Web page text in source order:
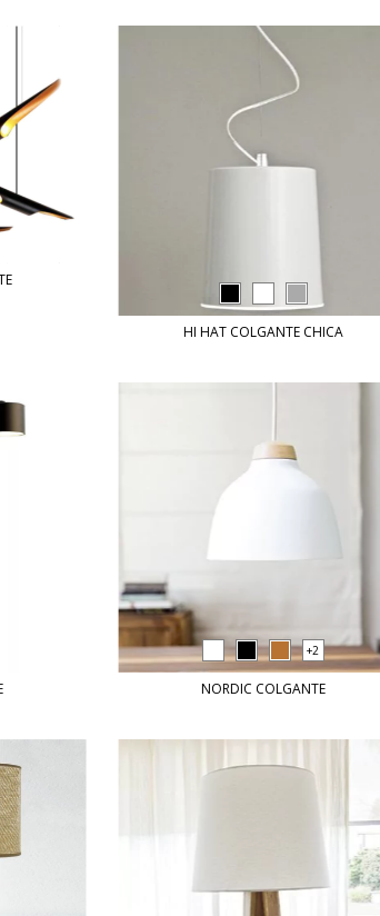
HI HAT COLGANTE CHICA
+2
NORDIC COLGANTE